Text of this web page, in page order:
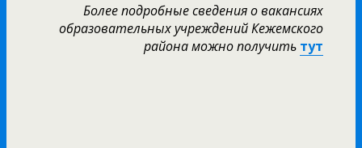
Более подробные сведения о вакансиях
образовательных учреждений Кежемского
района можно получить тут